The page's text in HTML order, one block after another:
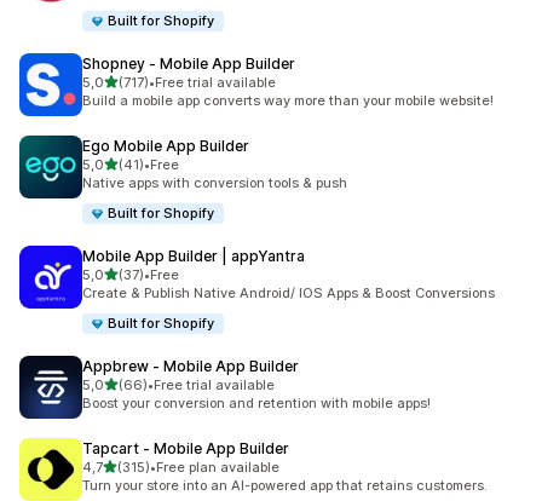
Built for Shopify
Shopney ‑ Mobile App Builder
5,0de 5 estrelas
(717)
717 total de avaliações
•Free trial available
Build a mobile app converts way more than your mobile website!
Ego Mobile App Builder
5,0de 5 estrelas
(41)
41 total de avaliações
•Free
Native apps with conversion tools & push
Built for Shopify
Mobile App Builder | appYantra
5,0de 5 estrelas
(37)
37 total de avaliações
•Free
Create & Publish Native Android/ IOS Apps & Boost Conversions
Built for Shopify
Appbrew ‑ Mobile App Builder
5,0de 5 estrelas
(66)
66 total de avaliações
•Free trial available
Boost your conversion and retention with mobile apps!
Tapcart ‑ Mobile App Builder
4,7de 5 estrelas
(315)
315 total de avaliações
•Free plan available
Turn your store into an AI-powered app that retains customers.